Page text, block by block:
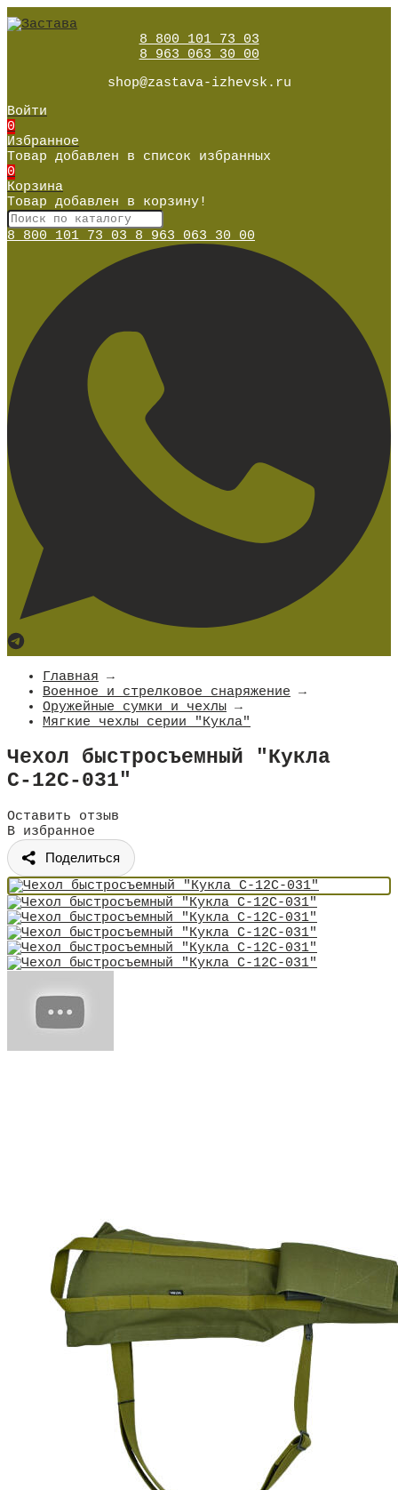
8 800 101 73 03
8 963 063 30 00
shop@zastava-izhevsk.ru
Войти
0
Избранное
Товар добавлен в список избранных
0
Корзина
Товар добавлен в корзину!
8 800 101 73 03 8 963 063 30 00
Главная →
Военное и стрелковое снаряжение →
Оружейные сумки и чехлы →
Мягкие чехлы серии "Кукла"
Чехол быстросъемный "Кукла
С-12С-031"
Оставить отзыв
В избранное
Поделиться